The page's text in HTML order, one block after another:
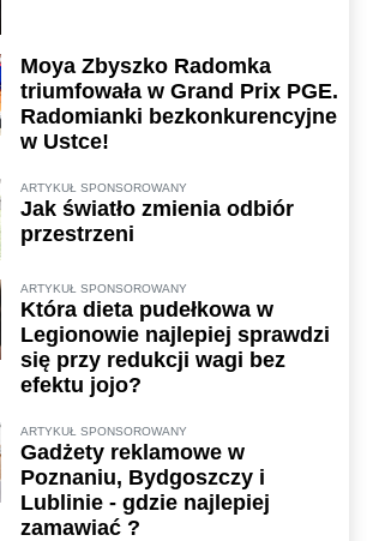
Moya Zbyszko Radomka
triumfowała w Grand Prix PGE.
Radomianki bezkonkurencyjne
w Ustce!
ARTYKUŁ SPONSOROWANY
Jak światło zmienia odbiór
przestrzeni
ARTYKUŁ SPONSOROWANY
Która dieta pudełkowa w
Legionowie najlepiej sprawdzi
się przy redukcji wagi bez
efektu jojo?
ARTYKUŁ SPONSOROWANY
Gadżety reklamowe w
Poznaniu, Bydgoszczy i
Lublinie - gdzie najlepiej
zamawiać ?